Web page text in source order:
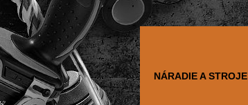
NÁRADIE A STROJE